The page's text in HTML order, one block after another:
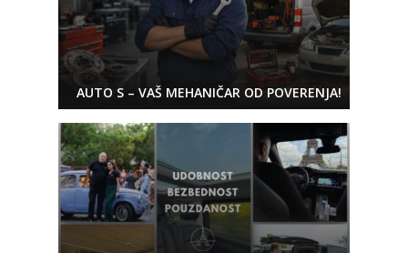
AUTO S – VAŠ MEHANIČAR OD POVERENJA!